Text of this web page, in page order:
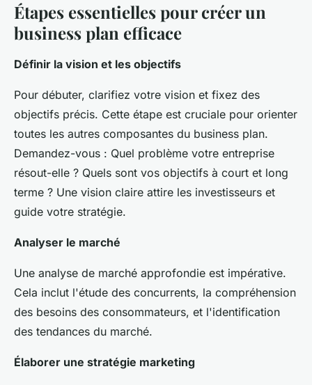
Étapes essentielles pour créer un
business plan efficace
Définir la vision et les objectifs
Pour débuter, clarifiez votre vision et fixez des
objectifs précis. Cette étape est cruciale pour orienter
toutes les autres composantes du business plan.
Demandez-vous : Quel problème votre entreprise
résout-elle ? Quels sont vos objectifs à court et long
terme ? Une vision claire attire les investisseurs et
guide votre stratégie.
Analyser le marché
Une analyse de marché approfondie est impérative.
Cela inclut l'étude des concurrents, la compréhension
des besoins des consommateurs, et l'identification
des tendances du marché.
Élaborer une stratégie marketing